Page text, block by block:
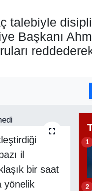
talebiyle
Başkanı
il
bir saat
yönelik
1
2